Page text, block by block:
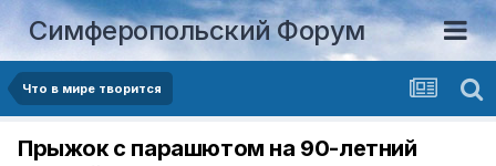
Симферопольский Форум
Что в мире творится
Прыжок с парашютом на 90-летний